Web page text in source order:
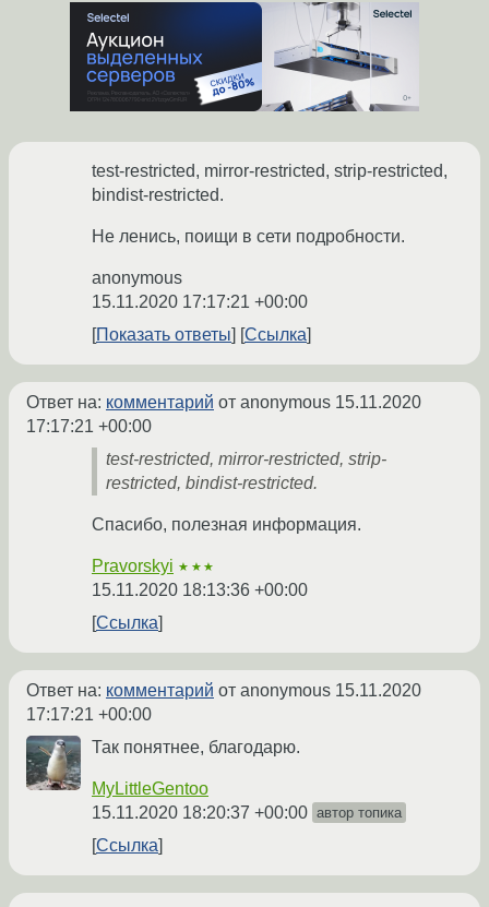
test-restricted, mirror-restricted, strip-restricted,
bindist-restricted.
Не ленись, поищи в сети подробности.
anonymous
15.11.2020 17:17:21 +00:00
Показать ответы
Ссылка
Ответ на: комментарий от anonymous 15.11.2020
17:17:21 +00:00
test-restricted, mirror-restricted, strip-
restricted, bindist-restricted.
Спасибо, полезная информация.
Pravorskyi ★★★
15.11.2020 18:13:36 +00:00
Ссылка
Ответ на: комментарий от anonymous 15.11.2020
17:17:21 +00:00
Так понятнее, благодарю.
MyLittleGentoo
15.11.2020 18:20:37 +00:00 автор топика
Ссылка